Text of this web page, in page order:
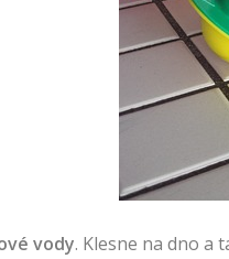
vody. Klesne na dno a